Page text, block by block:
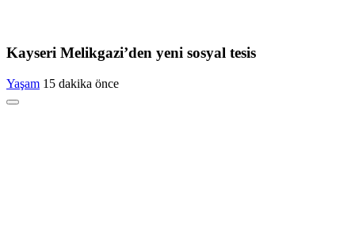
Kayseri Melikgazi’den yeni sosyal tesis
Yaşam 15 dakika önce